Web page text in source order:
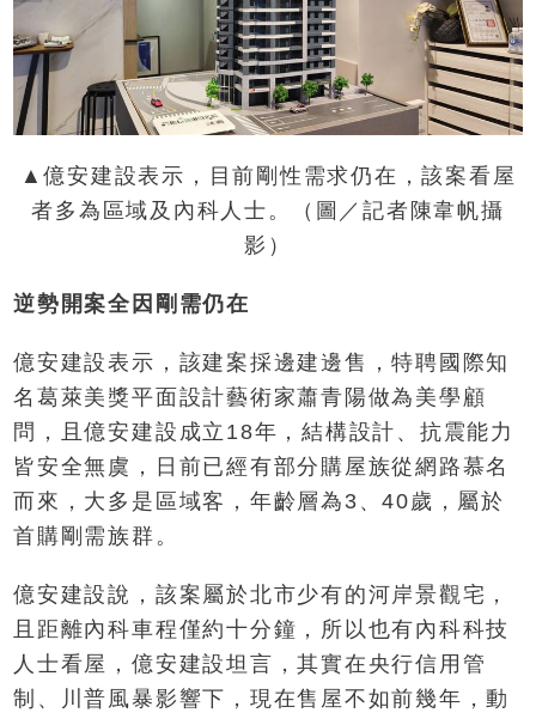
▲億安建設表示，目前剛性需求仍在，該案看屋
者多為區域及內科人士。（圖／記者陳韋帆攝
影）
逆勢開案全因剛需仍在
億安建設表示，該建案採邊建邊售，特聘國際知
名葛萊美獎平面設計藝術家蕭青陽做為美學顧
問，且億安建設成立18年，結構設計、抗震能力
皆安全無虞，日前已經有部分購屋族從網路慕名
而來，大多是區域客，年齡層為3、40歲，屬於
首購剛需族群。
億安建設說，該案屬於北市少有的河岸景觀宅，
且距離內科車程僅約十分鐘，所以也有內科科技
人士看屋，億安建設坦言，其實在央行信用管
制、川普風暴影響下，現在售屋不如前幾年，動